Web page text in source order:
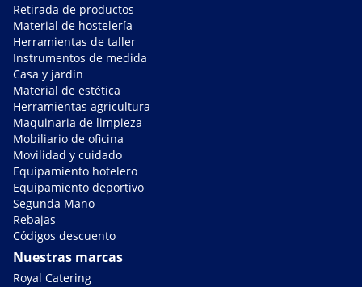
Retirada de productos
Material de hostelería
Herramientas de taller
Instrumentos de medida
Casa y jardín
Material de estética
Herramientas agricultura
Maquinaria de limpieza
Mobiliario de oficina
Movilidad y cuidado
Equipamiento hotelero
Equipamiento deportivo
Segunda Mano
Rebajas
Códigos descuento
Nuestras marcas
Royal Catering